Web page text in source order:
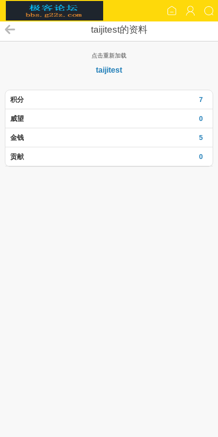
taijitest的资料
点击重新加载
taijitest
7
积分
0
威望
5
金钱
0
贡献